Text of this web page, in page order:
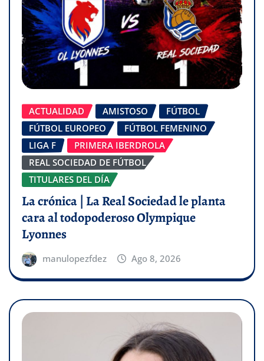
ACTUALIDAD AMISTOSO
FÚTBOL
FÚTBOL EUROPEO
FÚTBOL FEMENINO
LIGA F
PRIMERA IBERDROLA
REAL SOCIEDAD DE FÚTBOL
TITULARES DEL DÍA
La crónica | La Real Sociedad le planta
cara al todopoderoso Olympique
Lyonnes
manulopezfdez Ago 8, 2026